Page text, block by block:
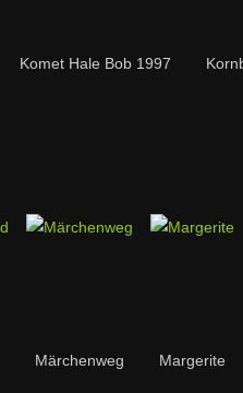
Komet Hale Bob 1997
Märchenweg Margerite